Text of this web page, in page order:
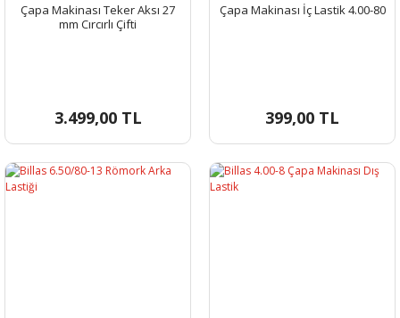
Çapa Makinası Teker Aksı 27
mm Cırcırlı Çifti
3.499,00 TL
Çapa Makinası İç Lastik 4.00-80
399,00 TL